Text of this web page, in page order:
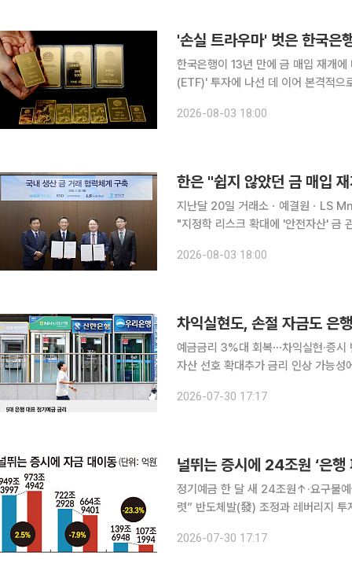
'손실 트라우마' 벗은 한국은
한국은행이 13년 만에 금 매입 재개
(ETF)' 투자에 나선 데 이어 본격적
안해 금 매입 확대 기조로 전환하겠다
2026-08-03 18:00
지난달 20일 거래소ㆍ예결원ㆍLS
"지정학 리스크 확대에 '안전자산' 금
2013년 이후 처음으로 금 매입 재개
2026-08-03 18:00
예금금리 3%대 회복⋯차익실현·증
자산 선호 확대추가 금리 인상 가능성에도 은행권 수
변동성 확대에 따른 위험 회피 심리,
2026-07-30 17:17
정기예금 한 달 새 24조원↑·요구불
렷” 반도체발(發) 조정과 레버리지 투자 규제 강화로 증시 불확실성이 커지면서 주식시장에 머물던
이 5대 은행 정기예금에는 한 달 새
2026-07-30 17:17